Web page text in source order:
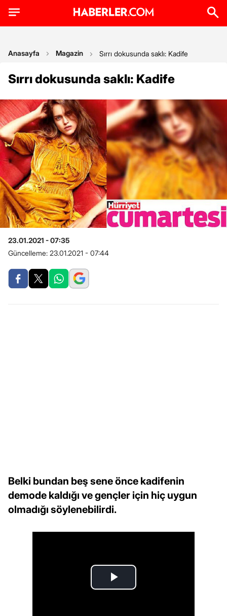
Anasayfa Magazin Sırrı dokusunda saklı: Kadife
Sırrı dokusunda saklı: Kadife
23.01.2021 - 07:35
Güncelleme: 23.01.2021 - 07:44
Belki bundan beş sene önce kadifenin
demode kaldığı ve gençler için hiç uygun
olmadığı söylenebilirdi.